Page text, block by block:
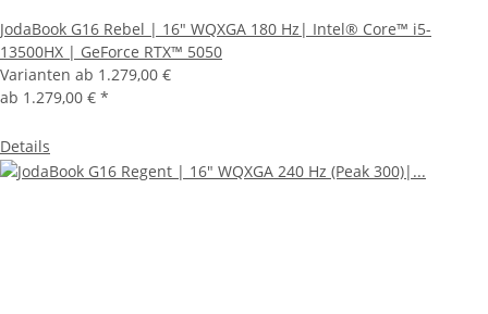
JodaBook G16 Rebel | 16" WQXGA 180 Hz| Intel® Core™ i5-
13500HX | GeForce RTX™ 5050
Varianten ab 1.279,00 €
ab 1.279,00 € *
Details